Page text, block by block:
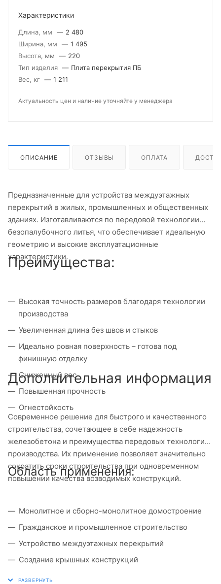
Характеристики
Длина, мм — 2 480
Ширина, мм
— 1 495
Высота, мм
— 220
Тип изделия — Плита перекрытия ПБ
Вес, кг — 1 211
Актуальность цен и наличие уточняйте у менеджера
ОПИСАНИЕ ОТЗЫВЫ ОПЛАТА
Предназначенные для устройства междуэтажных
перекрытий в жилых, промышленных и общественных
зданиях. Изготавливаются по передовой технологии
безопалубочного литья, что обеспечивает идеальную
геометрию и высокие эксплуатационные
характеристики.
Преимущества:
Высокая точность размеров благодаря технологии
производства
Увеличенная длина без швов и стыков
Идеально ровная поверхность – готова под
финишную отделку
Сниженный вес
Повышенная прочность
Огнестойкость
Дополнительная информация
Современное решение для быстрого и качественного
строительства, сочетающее в себе надежность
железобетона и преимущества передовых технологий
производства. Их применение позволяет значительно
сократить сроки строительства при одновременном
повышении качества возводимых конструкций.
Область применения:
Монолитное и сборно-монолитное домостроение
Гражданское и промышленное строительство
Устройство междуэтажных перекрытий
Создание крышных конструкций